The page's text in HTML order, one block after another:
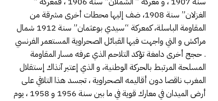
الغزلان” سنة 1908، ضف إليها محطات أخرى مشرقة من
المقاومة الباسلة، كمعركة “سيدي بوعثمان” سنة 1912 شمال
مراكش و التي واجهت فيها القبائل الصحراوية المستعمر الفرنسي
. حجج أخرى دامغة تؤكد التلاحم الذي عرفه مسار المقاومة
المسلحة المرتبط بالحركة الوطنية، و الذي إعتبر آنذاك إستقلال
المغرب ناقصا دون أقاليمه الصحراوية ، تجسد هذا التلاقي على
أرض الميدان في معارك قوية في ما بين سنة 1956 و 1958 ، يوم